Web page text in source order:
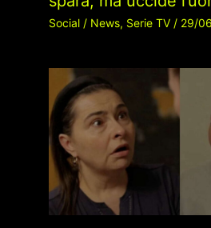
Social/ News, Serie TV/ 29/